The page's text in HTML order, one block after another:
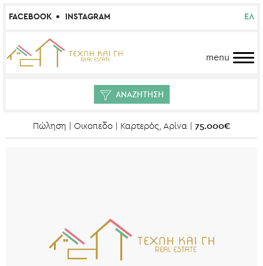
FACEBOOK INSTAGRAM ΕΛ
menu
ΑΝΑΖΗΤΗΣΗ
Πώληση | Οικοπεδο | Καρτερός, Αρίνα | 75.000€